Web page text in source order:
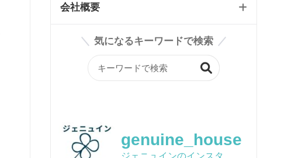
輸入住宅リフォーム
工事日記/店舗
スタッフブログ
ジェニュインのこだわり記事
ジェニュインの素材紹介
ジェニュイン工事部
BASE
Instagram
Facebook
会社概要
Q&A
気になるキーワードで検索
genuine_house
ジェニュインのインスタ